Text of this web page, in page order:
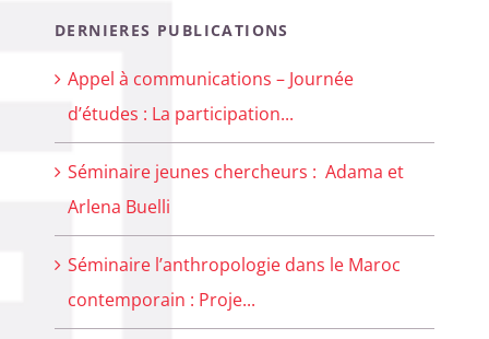
DERNIERES PUBLICATIONS
Appel à communications – Journée
d’études : La participation...
Séminaire jeunes chercheurs : Adama et
Arlena Buelli
Séminaire l’anthropologie dans le Maroc
contemporain : Proje...